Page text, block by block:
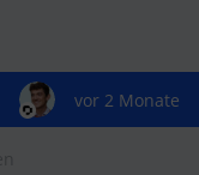
vor 2 Monate